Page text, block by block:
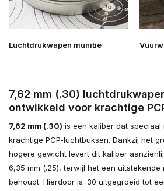
Luchtdrukwapen munitie
7,62 mm (.30)
ontwikkeld voor krachtige
7,62 mm (.30) is een kaliber dat
krachtige PCP-luchtbuksen. Dankzij het
hogere gewicht levert dit kaliber
6,35 mm (.25), terwijl het een uitstekende
behoudt. Hierdoor is .30 uitgegroeid tot